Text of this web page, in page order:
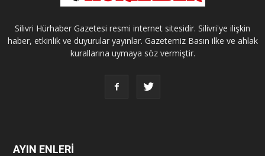
Silivri Hürhaber Gazetesi resmi internet sitesidir. Silivri'ye ilişkin
haber, etkinlik ve duyurular yayınlar. Gazetemiz Basın ilke ve ahlak
kurallarına uymaya söz vermiştir.
AYIN ENLERİ